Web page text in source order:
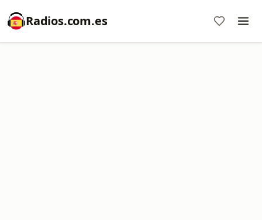
Radios.com.es